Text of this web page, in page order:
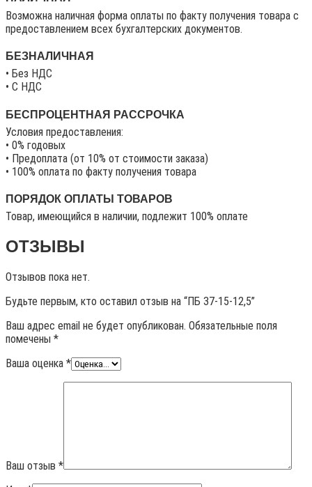
Возможна наличная форма оплаты по факту получения товара с
предоставлением всех бухгалтерских документов.
БЕЗНАЛИЧНАЯ
• Без НДС
• C НДС
БЕСПРОЦЕНТНАЯ РАССРОЧКА
Условия предоставления:
• 0% годовых
• Предоплата (от 10% от стоимости заказа)
• 100% оплата по факту получения товара
ПОРЯДОК ОПЛАТЫ ТОВАРОВ
Товар, имеющийся в наличии, подлежит 100% оплате
ОТЗЫВЫ
Отзывов пока нет.
Будьте первым, кто оставил отзыв на “ПБ 37-15-12,5”
Ваш адрес email не будет опубликован. Обязательные поля
помечены *
Ваша оценка *
Ваш отзыв *